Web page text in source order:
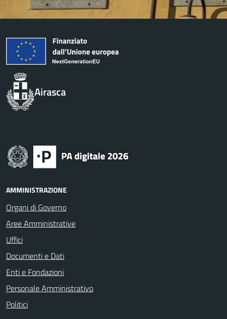
Airasca
AMMINISTRAZIONE
Organi di Governo
Aree Amministrative
Uffici
Documenti e Dati
Enti e Fondazioni
Personale Amministrativo
Politici